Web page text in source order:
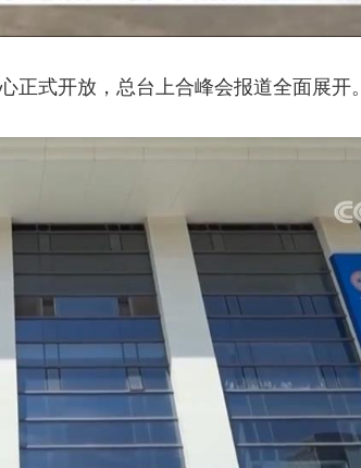
正式开放，总台上合峰会报道全面展开。